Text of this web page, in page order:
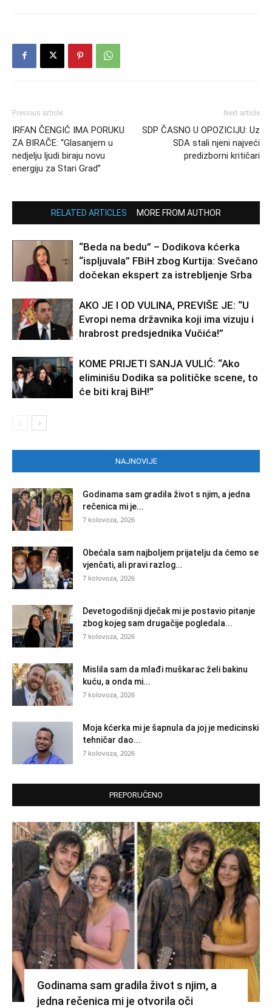
Previous article
IRFAN ČENGIĆ IMA PORUKU
ZA BIRAČE: “Glasanjem u
nedjelju ljudi biraju novu
energiju za Stari Grad”
Next article
SDP ČASNO U OPOZICIJU: Uz
SDA stali njeni najveći
predizborni kritičari
RELATED ARTICLES MORE FROM AUTHOR
“Beda na bedu” – Dodikova kćerka
“ispljuvala” FBiH zbog Kurtija: Svečano
dočekan ekspert za istrebljenje Srba
AKO JE I OD VULINA, PREVIŠE JE: “U
Evropi nema državnika koji ima vizuju i
hrabrost predsjednika Vučića!”
KOME PRIJETI SANJA VULIĆ: “Ako
eliminišu Dodika sa političke scene, to
će biti kraj BiH!”
NAJNOVIJE
Godinama sam gradila život s njim, a jedna
rečenica mi je...
7 kolovoza, 2026
Obećala sam najboljem prijatelju da ćemo se
vjenčati, ali pravi razlog...
7 kolovoza, 2026
Devetogodišnji dječak mi je postavio pitanje
zbog kojeg sam drugačije pogledala...
7 kolovoza, 2026
Mislila sam da mlađi muškarac želi bakinu
kuću, a onda mi...
7 kolovoza, 2026
Moja kćerka mi je šapnula da joj je medicinski
tehničar dao...
7 kolovoza, 2026
PREPORUČENO
Godinama sam gradila život s njim, a
jedna rečenica mi je otvorila oči